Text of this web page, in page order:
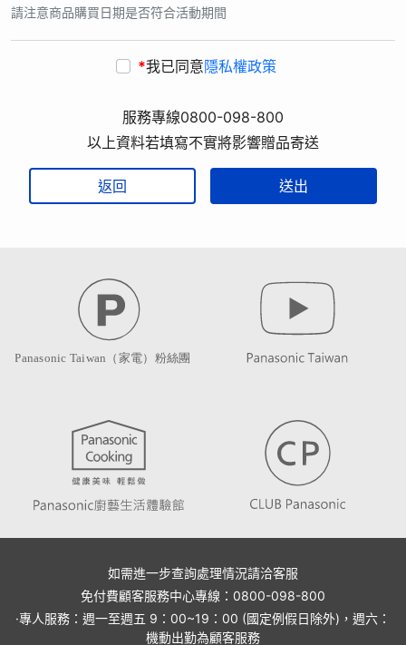
請注意商品購買日期是否符合活動期間
*我已同意隱私權政策
服務專線0800-098-800
以上資料若填寫不實將影響贈品寄送
返回 送出
如需進一步查詢處理情況請洽客服
免付費顧客服務中心專線：0800-098-800
·專人服務：週一至週五 9：00~19：00 (國定例假日除外)，週六：
機動出勤為顧客服務